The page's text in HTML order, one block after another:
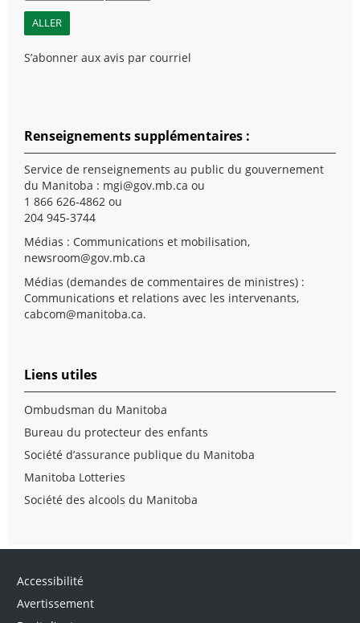
S’abonner aux avis par courriel
Renseignements supplémentaires :
Service de renseignements au public du gouvernement
du Manitoba : mgi@gov.mb.ca ou
1 866 626-4862 ou
204 945-3744
Médias : Communications et mobilisation,
newsroom@gov.mb.ca
Médias (demandes de commentaires de ministres) :
Communications et relations avec les intervenants,
cabcom@manitoba.ca.
Liens utiles
Ombudsman du Manitoba
Bureau du protecteur des enfants
Société d’assurance publique du Manitoba
Manitoba Lotteries
Société des alcools du Manitoba
Accessibilité
Avertissement